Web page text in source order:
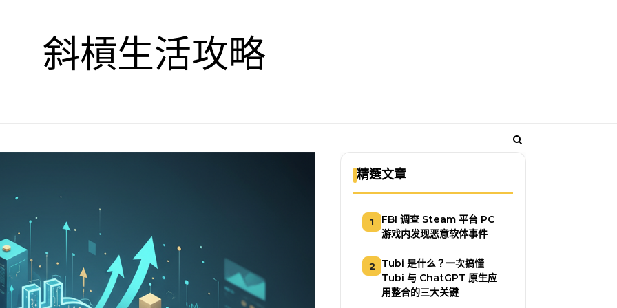
斜槓生活攻略
精選文章
1
FBI 调查 Steam 平台 PC
游戏内发现恶意软体事件
2
Tubi 是什么？一次搞懂
Tubi 与 ChatGPT 原生应
用整合的三大关键